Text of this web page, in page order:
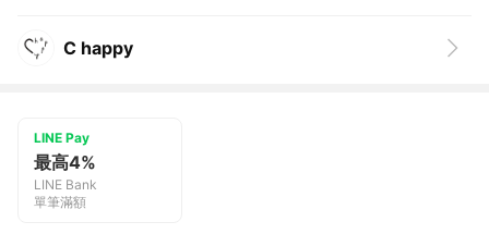
C happy
LINE Pay
最高4%
LINE Bank
單筆滿額